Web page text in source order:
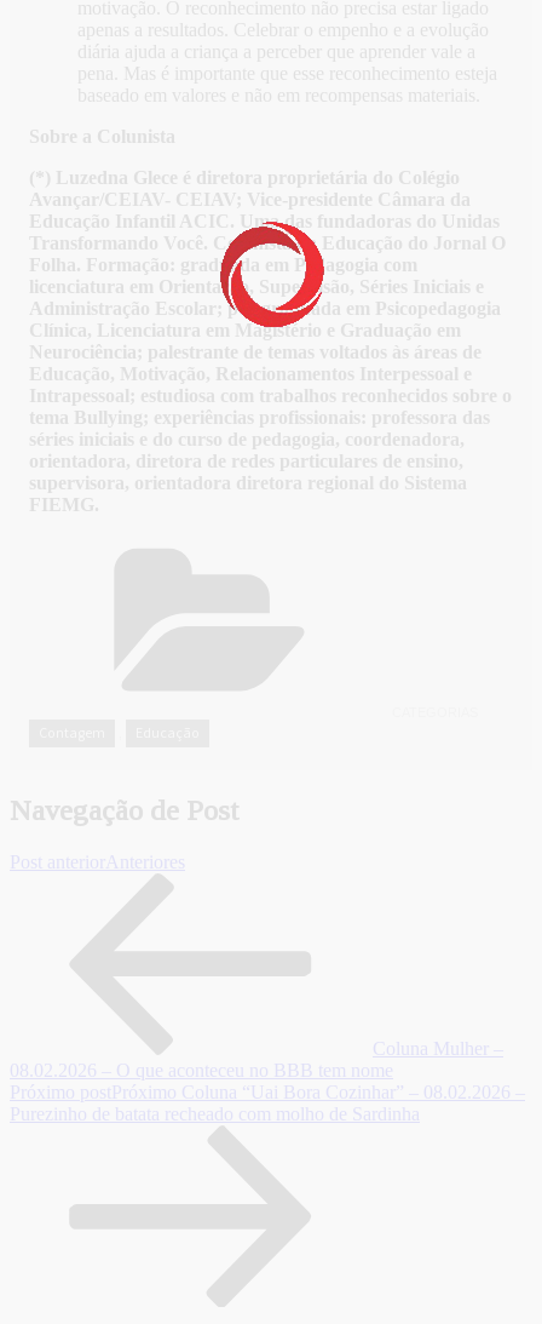
motivação. O reconhecimento não precisa estar ligado
apenas a resultados. Celebrar o empenho e a evolução
diária ajuda a criança a perceber que aprender vale a
pena. Mas é importante que esse reconhecimento esteja
baseado em valores e não em recompensas materiais.
Sobre a Colunista
(*) Luzedna Glece é diretora proprietária do Colégio
Avançar/CEIAV- CEIAV; Vice-presidente Câmara da
Educação Infantil ACIC. Uma das fundadoras do Unidas
Transformando Você. Colunista da Educação do Jornal O
Folha. Formação: graduada em Pedagogia com
licenciatura em Orientação, Supervisão, Séries Iniciais e
Administração Escolar; pós-graduada em Psicopedagogia
Clínica, Licenciatura em Magistério e Graduação em
Neurociência; palestrante de temas voltados às áreas de
Educação, Motivação, Relacionamentos Interpessoal e
Intrapessoal; estudiosa com trabalhos reconhecidos sobre o
tema Bullying; experiências profissionais: professora das
séries iniciais e do curso de pedagogia, coordenadora,
orientadora, diretora de redes particulares de ensino,
supervisora, orientadora diretora regional do Sistema
FIEMG.
Navegação de Post
Post anterior Anteriores
Coluna Mulher –
08.02.2026 – O que aconteceu no BBB tem nome
Próximo post Próximo Coluna “Uai Bora Cozinhar” – 08.02.2026 –
Purezinho de batata recheado com molho de Sardinha